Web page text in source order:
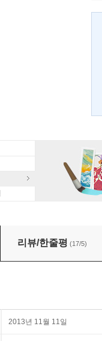
리뷰/한줄평 (17/5)
2013년 11월 11일